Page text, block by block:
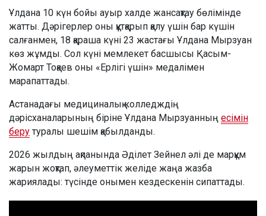
Ұлдана 10 күн бойы ауыр халде жансақтау бөлімінде
жатты. Дәрігерлер оны құтқарып қалу үшін бар күшін
салғанмен, 18 қараша күні 23 жастағы Ұлдана Мырзуан
көз жұмды. Сол күні мемлекет басшысы Қасым-
Жомарт Тоқаев оны «Ерлігі үшін» медалімен
марапаттады.
Астанадағы медициналық колледждің
дәрісханаларының біріне Ұлдана Мырзуанның есімін
беру туралы шешім қабылданды.
2026 жылдың ақпанында Әділет Зейнел әлі де марқұм
жарын жоқтап, әлеуметтік желіде жаңа жазба
жариялады: түсінде онымен кездескенін сипаттады.